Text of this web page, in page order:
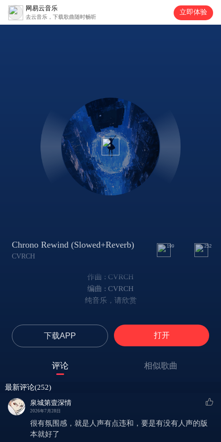
网易云音乐
去云音乐，下载歌曲随时畅听
立即体验
Chrono Rewind (Slowed+Reverb)
CVRCH
199 252
作曲 : CVRCH
编曲 : CVRCH
纯音乐，请欣赏
下载APP 打开
评论 相似歌曲
最新评论(252)
泉城第壹深情
2026年7月28日
很有氛围感，就是人声有点违和，要是有没有人声的版
本就好了